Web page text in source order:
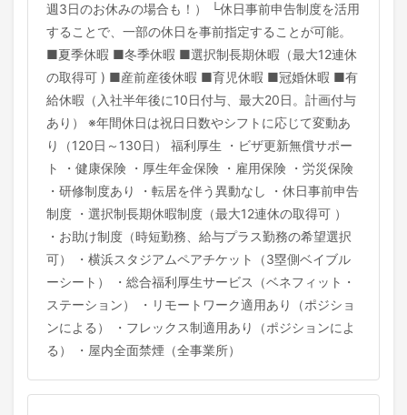
週3日のお休みの場合も！） └休日事前申告制度を活用
することで、一部の休日を事前指定することが可能。
■夏季休暇 ■冬季休暇 ■選択制長期休暇（最大12連休
の取得可 ) ■産前産後休暇 ■育児休暇 ■冠婚休暇 ■有
給休暇（入社半年後に10日付与、最大20日。計画付与
あり） ※年間休日は祝日日数やシフトに応じて変動あ
り（120日～130日） 福利厚生 ・ビザ更新無償サポー
ト ・健康保険 ・厚生年金保険 ・雇用保険 ・労災保険
・研修制度あり ・転居を伴う異動なし ・休日事前申告
制度 ・選択制長期休暇制度（最大12連休の取得可 ）
・お助け制度（時短勤務、給与プラス勤務の希望選択
可） ・横浜スタジアムペアチケット（3塁側ベイブル
ーシート） ・総合福利厚生サービス（ベネフィット・
ステーション） ・リモートワーク適用あり（ポジショ
ンによる） ・フレックス制適用あり（ポジションによ
る） ・屋内全面禁煙（全事業所）